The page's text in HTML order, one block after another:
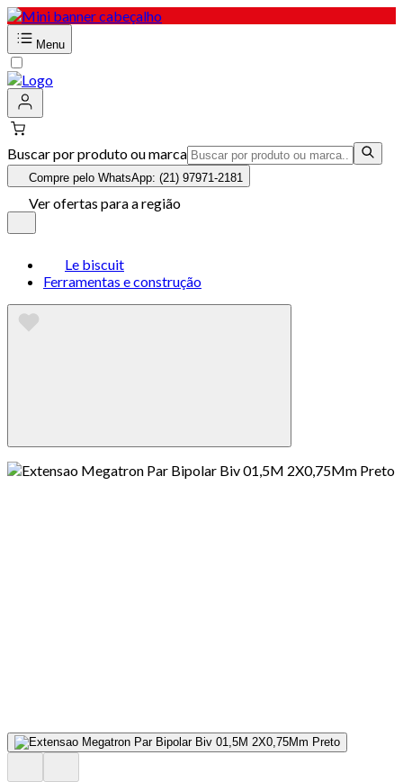
Menu
Buscar por produto ou marca
Compre pelo WhatsApp: (21) 97971-2181
Ver ofertas para a região
Le biscuit
Ferramentas e construção